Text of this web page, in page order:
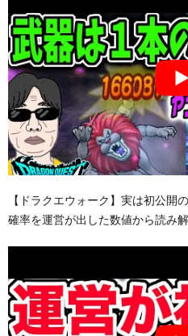
【ドラクエウォーク】実は初公開
確率を運営が出した数値から読み